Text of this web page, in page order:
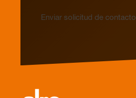
Enviar solicitud de contacto